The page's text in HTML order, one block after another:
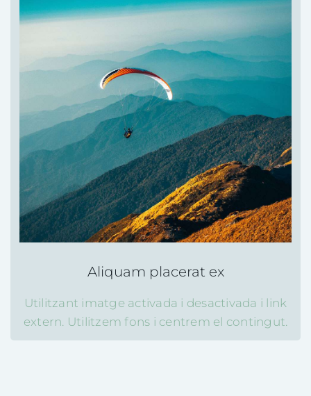
Aliquam placerat ex
Utilitzant imatge activada i desactivada i link
extern. Utilitzem fons i centrem el contingut.